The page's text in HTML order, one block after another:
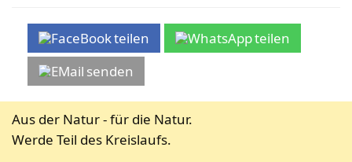
Diverse Fachliteratur
teilen
teilen
senden
Aus der Natur - für die Natur.
Werde Teil des Kreislaufs.